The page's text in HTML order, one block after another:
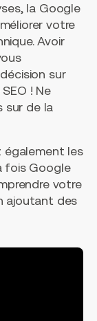
la Google
votre
Avoir
sur
! Ne
sur de la
également les
fois Google
votre
ajoutant des